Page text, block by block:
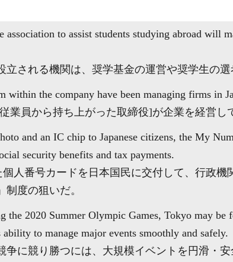
association to assist students studying abroad will
される機関は、奨学基金の運営や奨学生の選
within the company have been managing firms in
業員から持ち上がった取締役]が企業を経営し
and an IC chip to Japanese citizens, the My
security benefits and tax payments.
人番号カードを日本国民に交付して、行政機
度の狙いだ。
the 2020 Summer Olympic Games, Tokyo may be
to manage major events smoothly and safely.
に競り勝つには、大規模イベントを円滑・安